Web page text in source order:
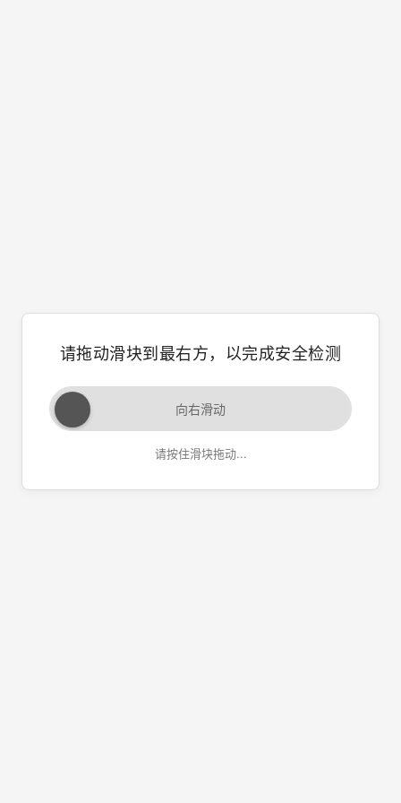
请拖动滑块到最右方，以完成安全检测
向右滑动
请按住滑块拖动...